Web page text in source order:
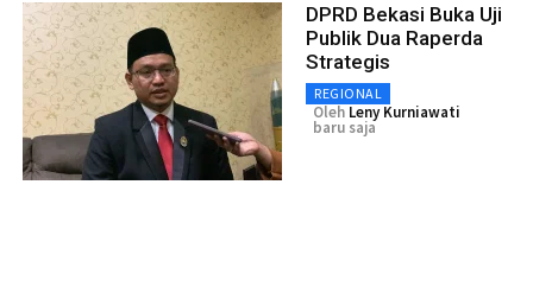
DPRD Bekasi Buka Uji
Publik Dua Raperda
Strategis
REGIONAL
Oleh Leny Kurniawati
baru saja